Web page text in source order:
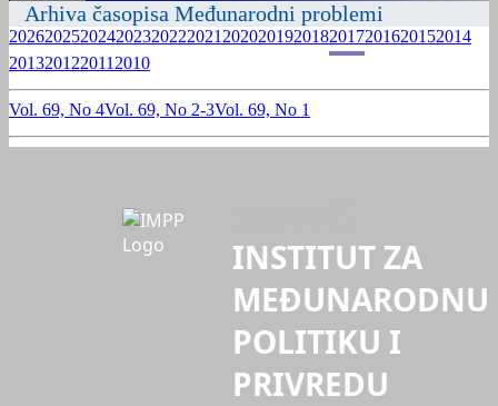
Arhiva časopisa Međunarodni problemi
202620252024202320222021 2020201920182017201620152014
201320122011 2010
Vol. 69, No 4Vol. 69, No 2-3Vol. 69, No 1
INSTITUT ZA
MEĐUNARODNU
POLITIKU I
PRIVREDU